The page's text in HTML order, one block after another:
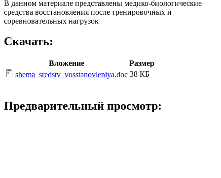
В данном материале представлены медико-биологические
средства восстановления после тренировочных и
соревновательных нагрузок
Скачать:
Вложение
Размер
shema_sredstv_vosstanovleniya.doc 38 КБ
Предварительный просмотр: